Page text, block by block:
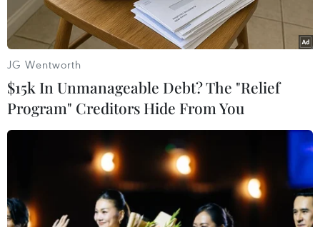
có Top 4 lọt chung kết, 2 trong số đó chính là
Rouay Jebabli (Tunisia) và Oguz Akbulut (Thổ
Nhĩ Kỳ), đối thủ của Khánh Minh ở lượt chạy
thứ 2.
Phạm Nguyễn Khánh Minh là vận động viên trẻ
tuổi nhất của Đoàn Thể thao người khuyết tật
Việt Nam ở Paralympic năm nay.
Anh từng xếp thứ 5 ở giải Vô địch thế giới năm
2019, giành 2 Huy chương Bạc và 1 Huy chương
Đồng ở 2 kỳ Đại hội Thể thao Người khuyết tật
JG Wentworth
$15k In Unmanageable Debt? The "Relief
Program" Creditors Hide From You